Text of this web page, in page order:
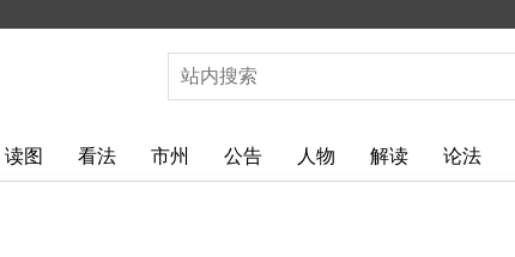
读图 看法 市州 公告 人物 解读 论法